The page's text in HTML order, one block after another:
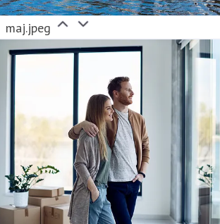
maj.jpeg